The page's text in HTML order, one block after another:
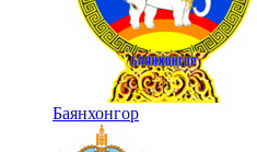
Баянхонгор